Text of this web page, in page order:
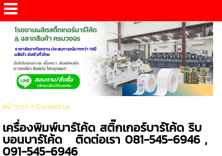
หน้าแรก> Contact us
เครื่องพิมพ์บาร์โค้ด สติ๊กเกอร์บาร์โค้ด ริบ
บอนบาร์โค้ด ติดต่อเรา 081-545-6946 ,
091-545-6946